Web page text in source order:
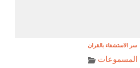
المسموعات